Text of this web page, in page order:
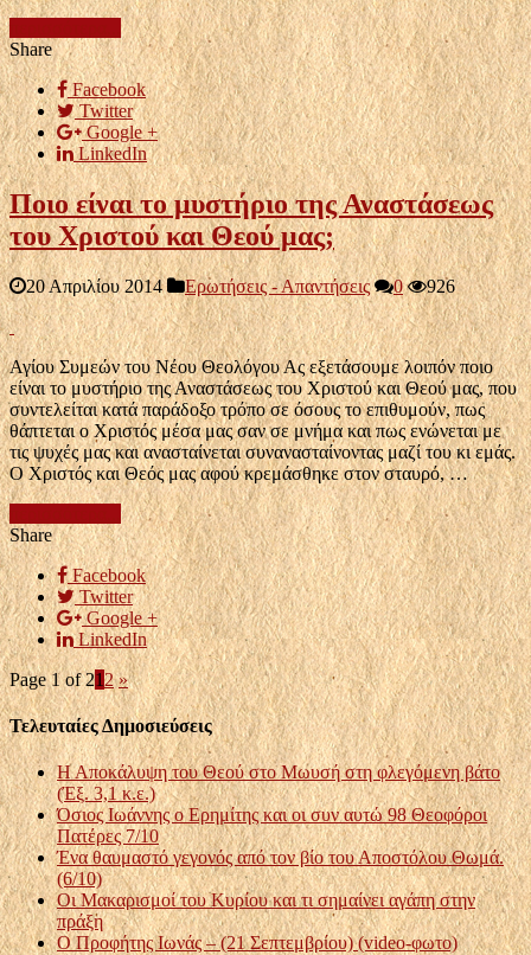
Share
Facebook
Twitter
Google +
LinkedIn
Ποιο είναι το μυστήριο της Αναστάσεως
του Χριστού και Θεού μας;
20 Απριλίου 2014 Ερωτήσεις - Απαντήσεις 0 926
Αγίου Συμεών του Νέου Θεολόγου Ας εξετάσουμε λοιπόν ποιο
είναι το μυστήριο της Αναστάσεως του Χριστού και Θεού μας, που
συντελείται κατά παράδοξο τρόπο σε όσους το επιθυμούν, πως
θάπτεται ο Χριστός μέσα μας σαν σε μνήμα και πως ενώνεται με
τις ψυχές μας και ανασταίνεται συνανασταίνοντας μαζί του κι εμάς.
Ο Χριστός και Θεός μας αφού κρεμάσθηκε στον σταυρό, …
Share
Facebook
Twitter
Google +
LinkedIn
Page 1 of 212 »
Τελευταίες Δημοσιεύσεις
Η Αποκάλυψη του Θεού στο Μωυσή στη φλεγόμενη βάτο
(Έξ. 3,1 κ.ε.)
Όσιος Ιωάννης ο Ερημίτης και οι συν αυτώ 98 Θεοφόροι
Πατέρες 7/10
Ένα θαυμαστό γεγονός από τον βίο του Αποστόλου Θωμά.
(6/10)
Οι Μακαρισμοί του Κυρίου και τι σημαίνει αγάπη στην
πράξη
Ο Προφήτης Ιωνάς – (21 Σεπτεμβρίου) (video-φωτο)